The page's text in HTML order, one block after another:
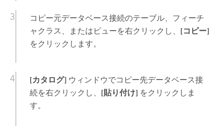
コピー元データベース接続のテーブル、フィーチ
ャクラス、またはビューを右クリックし、 [コピー]
をクリックします。
[カタログ]ウィンドウでコピー先データベース接
続を右クリックし、 [貼り付け]をクリックしま
す。